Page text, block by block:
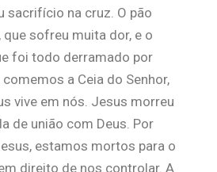
sacrifício na cruz. O pão
sofreu muita dor, e o
foi todo derramado por
comemos a Ceia do Senhor,
vive em nós. Jesus morreu
de união com Deus. Por
estamos mortos para o
direito de nos controlar. A